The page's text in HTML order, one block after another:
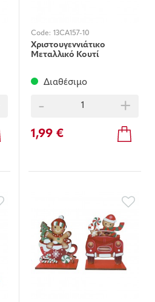
Code: 13CA157-10
Χριστουγεννιάτικο
Μεταλλικό Κουτί
Διαθέσιμο
- +
1,99 €